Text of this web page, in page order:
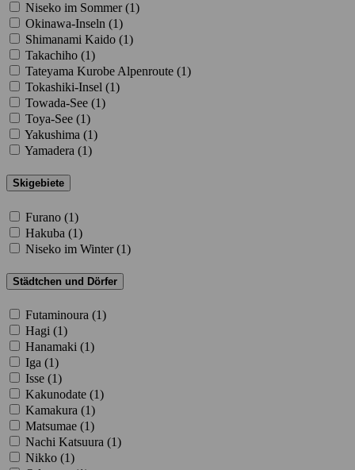
Niseko im Sommer (1)
Okinawa-Inseln (1)
Shimanami Kaido (1)
Takachiho (1)
Tateyama Kurobe Alpenroute (1)
Tokashiki-Insel (1)
Towada-See (1)
Toya-See (1)
Yakushima (1)
Yamadera (1)
Skigebiete
Furano (1)
Hakuba (1)
Niseko im Winter (1)
Städtchen und Dörfer
Futaminoura (1)
Hagi (1)
Hanamaki (1)
Iga (1)
Isse (1)
Kakunodate (1)
Kamakura (1)
Matsumae (1)
Nachi Katsuura (1)
Nikko (1)